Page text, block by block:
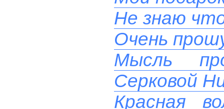
Не знаю
Очень
Мысль
Серковой
Красная